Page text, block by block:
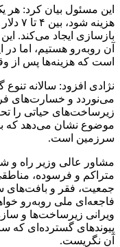
این مسئول بیان کرد:
بازسازی ایجاد می‌کند.
آن روبه‌رو هستیم، اما
است که هزینه‌ها پس از
نژادی افزود: سالانه
می‌نوردد و خسارت‌های
زیرساخت‌های حیاتی را
موضوع نشان می‌دهد که
سرزمین است.
مشاور عالی وزیر راه
متراکم و فرسوده،
جمعیت، فقر و بافت‌های
فاجعه‌ای ملی روبه‌رو
ویرانی زیرساخت‌ها و
پیوندهای گسترده‌ای که
آن نگریست.